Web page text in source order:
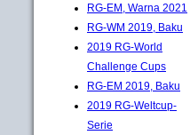
RG-EM, Warna 2021
RG-WM 2019, Baku
2019 RG-World
Challenge Cups
RG-EM 2019, Baku
2019 RG-Weltcup-
Serie